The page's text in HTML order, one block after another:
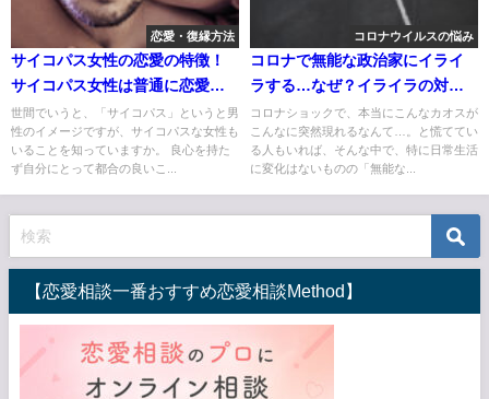
恋愛・復縁方法
サイコパス女性の恋愛の特徴！
サイコパス女性は普通に恋愛で
きる？
世間でいうと、「サイコパス」というと男
性のイメージですが、サイコパスな女性も
いることを知っていますか。 良心を持た
ず自分にとって都合の良いこ...
コロナウイルスの悩み
コロナで無能な政治家にイライ
ラする…なぜ？イライラの対処
法は？
コロナショックで、本当にこんなカオスが
こんなに突然現れるなんて…。と慌ててい
る人もいれば、そんな中で、特に日常生活
に変化はないものの「無能な...
【恋愛相談一番おすすめ恋愛相談Method】